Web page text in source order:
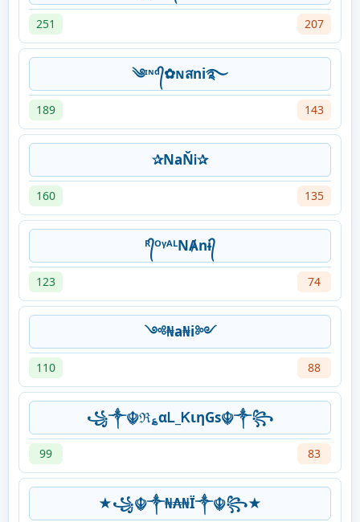
251 207
༄ᶦᶰᵈ᭄✿ɴสni࿐
189 143
✰NaŇᎥ✰
160 135
ᴿ᭄ᴼᵞᴬᴸNȺnɨ᭄
123 74
༺₦a₦i༻
110 88
꧁༒☬ℜ؏αᏞ_ᏦιηGs☬༒꧂
99 83
★꧁☬༒₦₳₦Ї༒☬꧂★